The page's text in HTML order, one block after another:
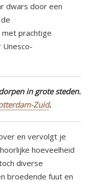
dwars door een
met prachtige
Unesco-
in grote steden.
Zuid.
en vervolgt je
hoeveelheid
diverse
broedende fuut en